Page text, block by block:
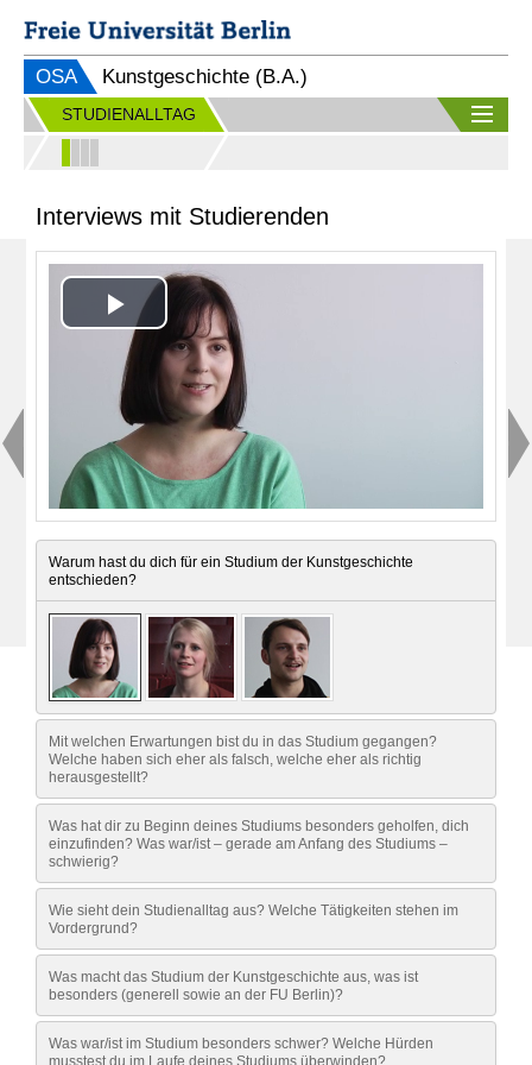
OSA Kunstgeschichte (B.A.)
STUDIENALLTAG
Interviews mit Studierenden
Play
Video
Warum hast du dich für ein Studium der Kunstgeschichte
entschieden?
Mit welchen Erwartungen bist du in das Studium gegangen?
Welche haben sich eher als falsch, welche eher als richtig
herausgestellt?
Was hat dir zu Beginn deines Studiums besonders geholfen, dich
einzufinden? Was war/ist – gerade am Anfang des Studiums –
schwierig?
Wie sieht dein Studienalltag aus? Welche Tätigkeiten stehen im
Vordergrund?
Was macht das Studium der Kunstgeschichte aus, was ist
besonders (generell sowie an der FU Berlin)?
Was war/ist im Studium besonders schwer? Welche Hürden
musstest du im Laufe deines Studiums überwinden?